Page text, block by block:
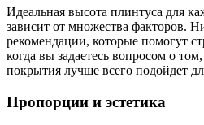
Идеальная высота плинтуса для
зависит от множества факторов.
рекомендации, которые помогут
когда вы задаетесь вопросом о
покрытия лучше всего подойдет
Пропорции и эстетика